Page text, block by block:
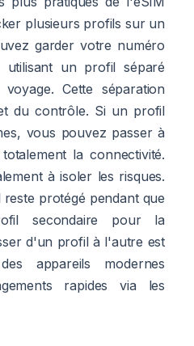
plusieurs profils sur un
garder votre numéro
un profil séparé
Cette séparation
du contrôle. Si un profil
vous pouvez passer à
la connectivité.
à isoler les risques.
protégé pendant que
secondaire pour la
d'un profil à l'autre est
appareils modernes
rapides via les